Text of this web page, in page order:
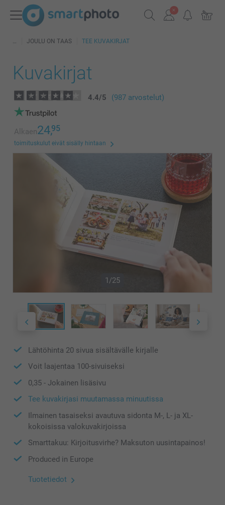
JOULU ON TAAS TEE KUVAKIRJAT
Kuvakirjat
4.4/5 (987 arvostelut)
Alkaen24,95
toimituskulut eivät sisälly hintaan
1/25
Lähtöhinta 20 sivua sisältävälle kirjalle
Voit laajentaa 100-sivuiseksi
0,35 - Jokainen lisäsivu
Tee kuvakirjasi muutamassa minuutissa
Ilmainen tasaiseksi avautuva sidonta M-, L- ja XL-
kokoisissa valokuvakirjoissa
Smarttakuu: Kirjoitusvirhe? Maksuton uusintapainos!
Produced in Europe
Tuotetiedot